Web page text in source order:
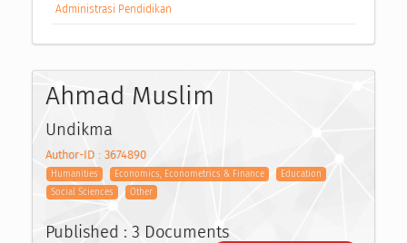
Administrasi Pendidikan
Ahmad Muslim
Undikma
Author-ID : 3674890
Humanities Economics, Econometrics & Finance
Education
Social Sciences
Other
Published : 3 Documents